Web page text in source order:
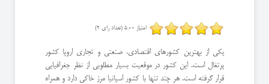
امتیاز 5.00 (تعداد رای 2)
یکی از بهترین کشورهای اقتصادی، صنعتی و تجاری اروپا کشور
پرتغال است. این کشور در موقعیت بسیار مطلوبی از نظر جغرافیایی
قرار گرفته است. هر چند تنها با کشور اسپانیا مرز خاکی دارد و همراه